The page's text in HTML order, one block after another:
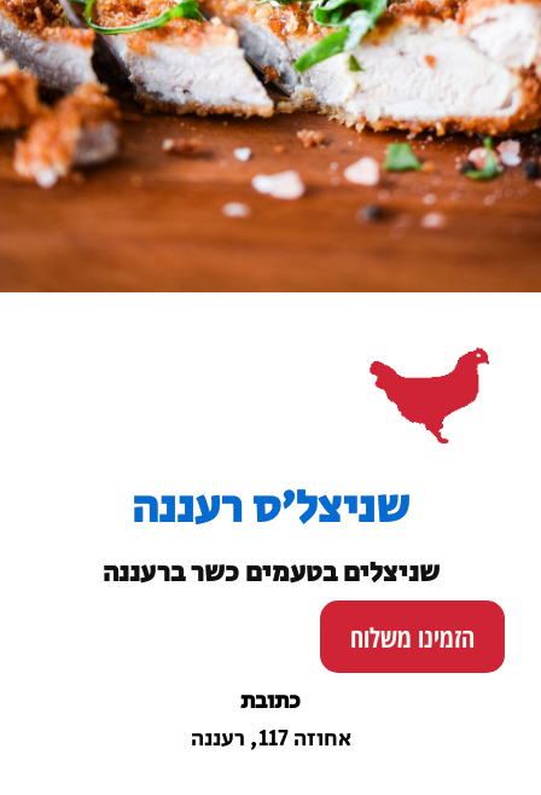
שניצל'ס רעננה
שניצלים בטעמים כשר ברעננה
הזמינו משלוח
כתובת
אחוזה 117, רעננה